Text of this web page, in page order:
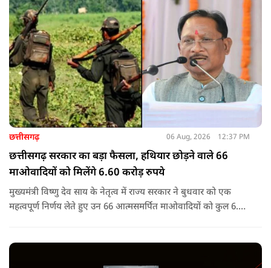
छत्तीसगढ़ 06 Aug, 2026 12:37 PM
छत्तीसगढ़ सरकार का बड़ा फैसला, हथियार छोड़ने वाले 66
माओवादियों को मिलेंगे 6.60 करोड़ रुपये
मुख्यमंत्री विष्णु देव साय के नेतृत्व में राज्य सरकार ने बुधवार को एक
महत्वपूर्ण निर्णय लेते हुए उन 66 आत्मसमर्पित माओवादियों को कुल 6.60